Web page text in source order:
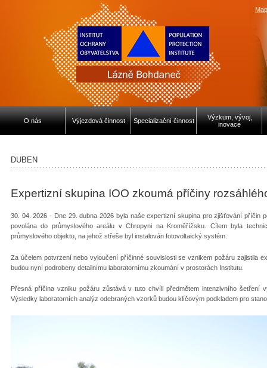
O nás Výjezdová činnost Specializační činnost
Výzkum, vývoj,
inovace
DUBEN
Expertizní skupina IOO zkoumá příčiny
30. 04. 2026 - Dne 29. dubna 2026 byla naše expertizní skupina pro zjišťování příčin
povolána do průmyslového areálu v Chropyni na Kroměřížsku. Cílem byla
průmyslového objektu, na jehož střeše byl instalován fotovoltaický systém.
Za účelem potvrzení nebo vyloučení příčinné souvislosti se vznikem požáru zajistila
budou nyní podrobeny detailnímu laboratornímu zkoumání v prostorách Institutu.
Přesná příčina vzniku požáru zůstává v tuto chvíli předmětem intenzivního šetření
Výsledky laboratorních analýz odebraných vzorků budou klíčovým podkladem pro